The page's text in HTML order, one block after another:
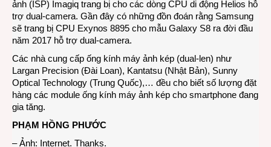
ảnh (ISP) Imagiq trang bị cho các dòng CPU di động Helios hỗ
trợ dual-camera. Gần đây có những đồn đoán rằng Samsung
sẽ trang bị CPU Exynos 8895 cho mẫu Galaxy S8 ra đời đầu
năm 2017 hỗ trợ dual-camera.
Các nhà cung cấp ống kính máy ảnh kép (dual-len) như
Largan Precision (Đài Loan), Kantatsu (Nhật Bản), Sunny
Optical Technology (Trung Quốc),… đều cho biết số lượng đặt
hàng các module ống kính máy ảnh kép cho smartphone đang
gia tăng.
PHẠM HỒNG PHƯỚC
– Ảnh: Internet. Thanks.